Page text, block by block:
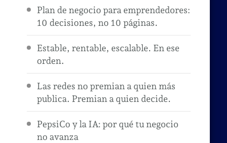
Plan de negocio para emprendedores:
10 decisiones, no 10 páginas.
Estable, rentable, escalable. En ese
orden.
Las redes no premian a quien más
publica. Premian a quien decide.
PepsiCo y la IA: por qué tu negocio
no avanza